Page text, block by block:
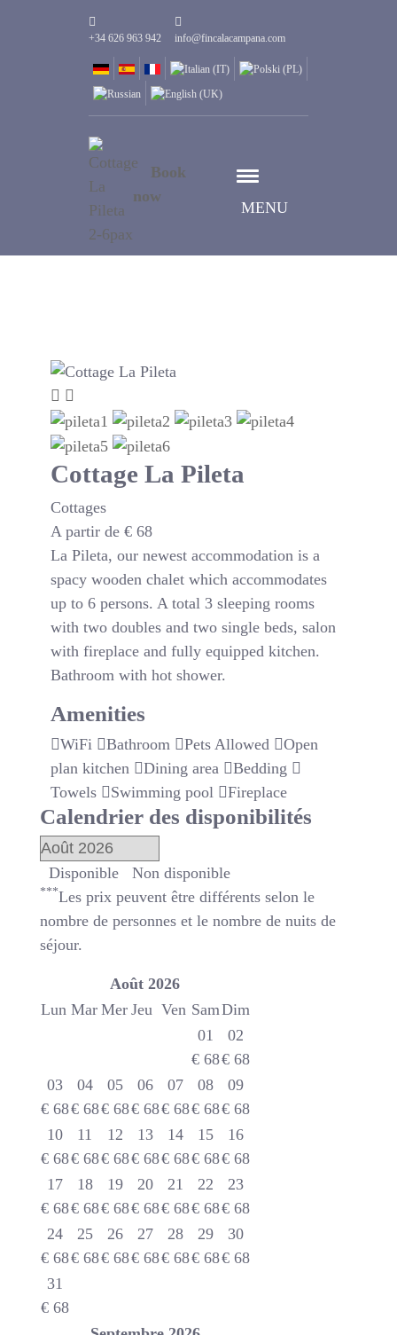
+34 626 963 942 info@fincalacampana.com
MENU
Book
now
Cottage La Pileta
Cottages
A partir de€ 68
La Pileta, our newest accommodation is a
spacy wooden chalet which accommodates
up to 6 persons. A total 3 sleeping rooms
with two doubles and two single beds, salon
with fireplace and fully equipped kitchen.
Bathroom with hot shower.
Amenities
WiFi Bathroom Pets Allowed
Open
plan kitchen
Dining area
Bedding
Towels
Swimming pool Fireplace
Calendrier des disponibilités
Disponible Non disponible
***Les prix peuvent être différents selon le
nombre de personnes et le nombre de nuits de
séjour.
Août 2026
Lun Mar Mer Jeu Ven SamDim
01
€ 68
02
€ 68
03
€ 68
04
€ 68
05
€ 68
06
€ 68
07
€ 68
08
€ 68
09
€ 68
10
€ 68
11
€ 68
12
€ 68
13
€ 68
14
€ 68
15
€ 68
16
€ 68
17
€ 68
18
€ 68
19
€ 68
20
€ 68
21
€ 68
22
€ 68
23
€ 68
24
€ 68
25
€ 68
26
€ 68
27
€ 68
28
€ 68
29
€ 68
30
€ 68
31
€ 68